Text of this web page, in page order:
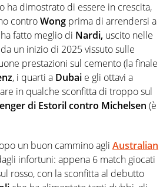
ha dimostrato di essere in crescita,
controWong prima di arrendersi a
ha fatto meglio di Nardi, uscito nelle
un inizio di 2025 vissuto sulle
prestazioni sul cemento (la finale
, i quarti a Dubai e gli ottavi a
in qualche sconfitta di troppo sul
di Estoril contro Michelsen (è
un buon cammino agli Australian
infortuni: appena 6 match giocati
rosso, con la sconfitta al debutto